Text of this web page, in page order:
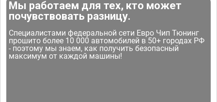
Мы работаем для тех, кто может
почувствовать разницу.
Специалистами федеральной сети Евро Чип Тюнинг
прошито более 10 000 автомобилей в 50+ городах РФ
- поэтому мы знаем, как получить безопасный
максимум от каждой машины!